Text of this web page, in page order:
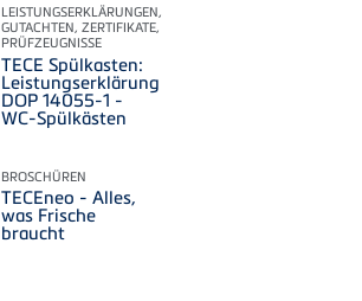
LEISTUNGSERKLÄRUNGEN,
GUTACHTEN, ZERTIFIKATE,
PRÜFZEUGNISSE
TECE Spülkasten:
Leistungserklärung
DOP 14055-1 -
WC-Spülkästen
BROSCHÜREN
TECEneo - Alles,
was Frische
braucht